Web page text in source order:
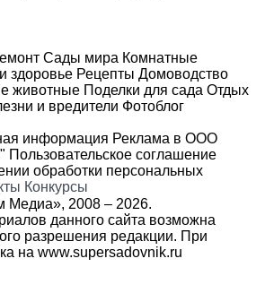
Сады мира Комнатные
здоровье Рецепты Домоводство
животные Поделки для сада Отдых
и вредители Фотоблог
информация Реклама в ООО
Пользовательское соглашение
обработки персональных
Конкурсы
Медиа», 2008 – 2026.
данного сайта возможна
разрешения редакции. При
на www.supersadovnik.ru